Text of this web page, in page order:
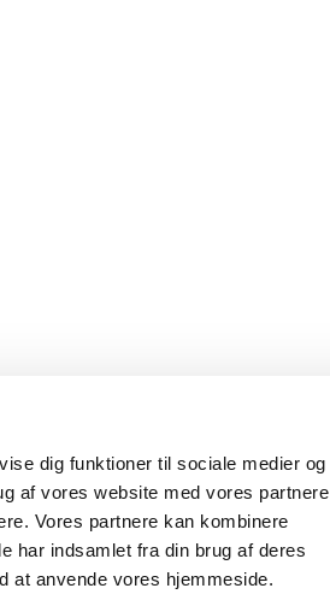
dig funktioner til sociale medier og
af vores website med vores partnere
Vores partnere kan kombinere
har indsamlet fra din brug af deres
at anvende vores hjemmeside.